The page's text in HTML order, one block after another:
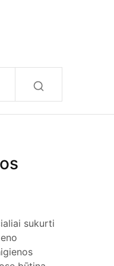
sukurti